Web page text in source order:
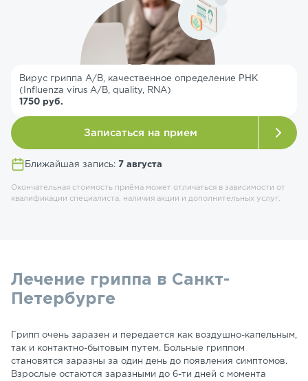
Ближайшая запись: 7 августа
Вирус гриппа А/B, качественное определение РНК
(Influenza virus A/B, quality, RNA)
1750 руб.
Записаться на прием
Окончательная стоимость приёма может отличаться в зависимости от
квалификации специалиста, наличия акции и дополнительных услуг.
Лечение гриппа в Санкт-
Петербурге
Грипп очень заразен и передается как воздушно-капельным,
так и контактно-бытовым путем. Больные гриппом
становятся заразны за один день до появления симптомов.
Взрослые остаются заразными до 6-ти дней с момента